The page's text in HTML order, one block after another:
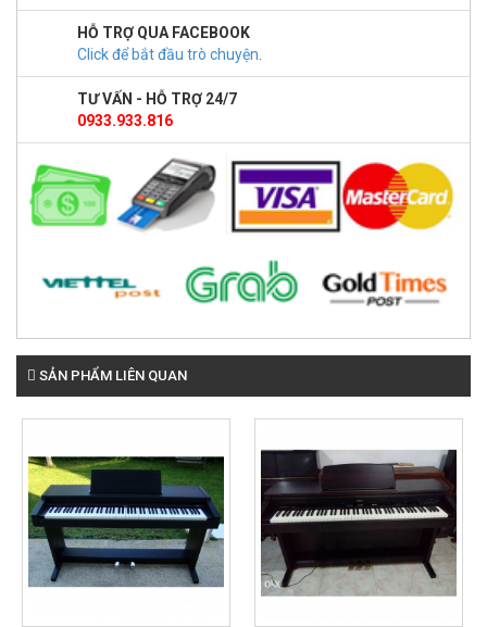
HỖ TRỢ QUA FACEBOOK
Click để bắt đầu trò chuyện.
TƯ VẤN - HỖ TRỢ 24/7
0933.933.816
SẢN PHẨM LIÊN QUAN